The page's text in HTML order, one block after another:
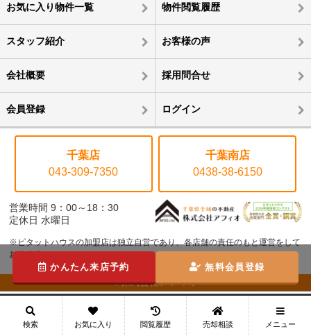
お気に入り物件一覧 物件閲覧履歴
スタッフ紹介 お客様の声
会社概要 採用問合せ
会員登録 ログイン
千葉店
043-309-7350
千葉南店
0438-38-6150
営業時間 9：00～18：30
定休日 水曜日
※ピタットハウスの加盟店は独立自営であり、各店舗の責任のもと運営をして
おります。
©株式会社アフィオ
かんたん来店予約 無料会員登録
検索 お気に入り 閲覧履歴 売却相談 メニュー